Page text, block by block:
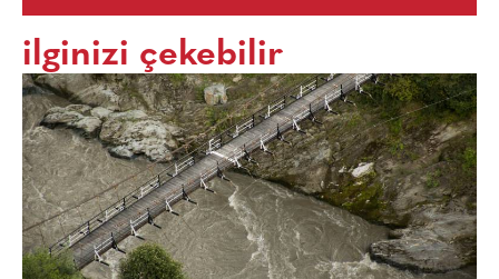
ilginizi çekebilir